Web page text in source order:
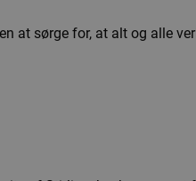
at sørge for, at alt og alle